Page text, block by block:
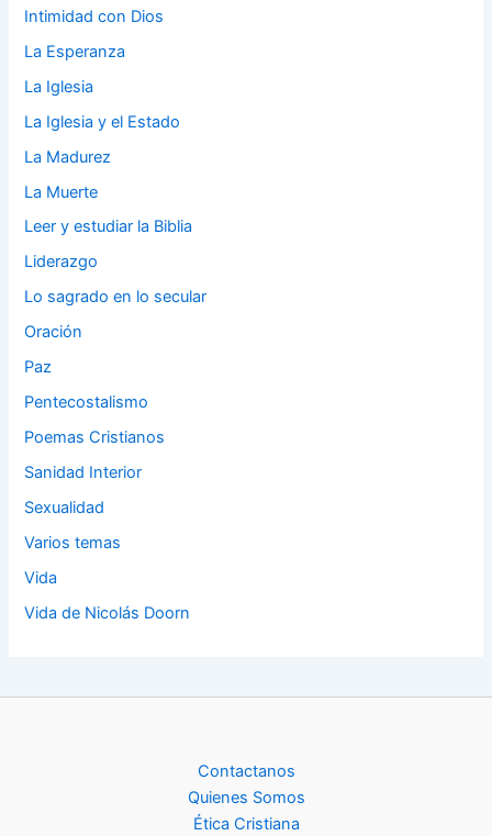
Intimidad con Dios
La Esperanza
La Iglesia
La Iglesia y el Estado
La Madurez
La Muerte
Leer y estudiar la Biblia
Liderazgo
Lo sagrado en lo secular
Oración
Paz
Pentecostalismo
Poemas Cristianos
Sanidad Interior
Sexualidad
Varios temas
Vida
Vida de Nicolás Doorn
Contactanos
Quienes Somos
Ética Cristiana